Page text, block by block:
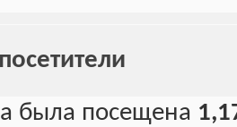
была посещена